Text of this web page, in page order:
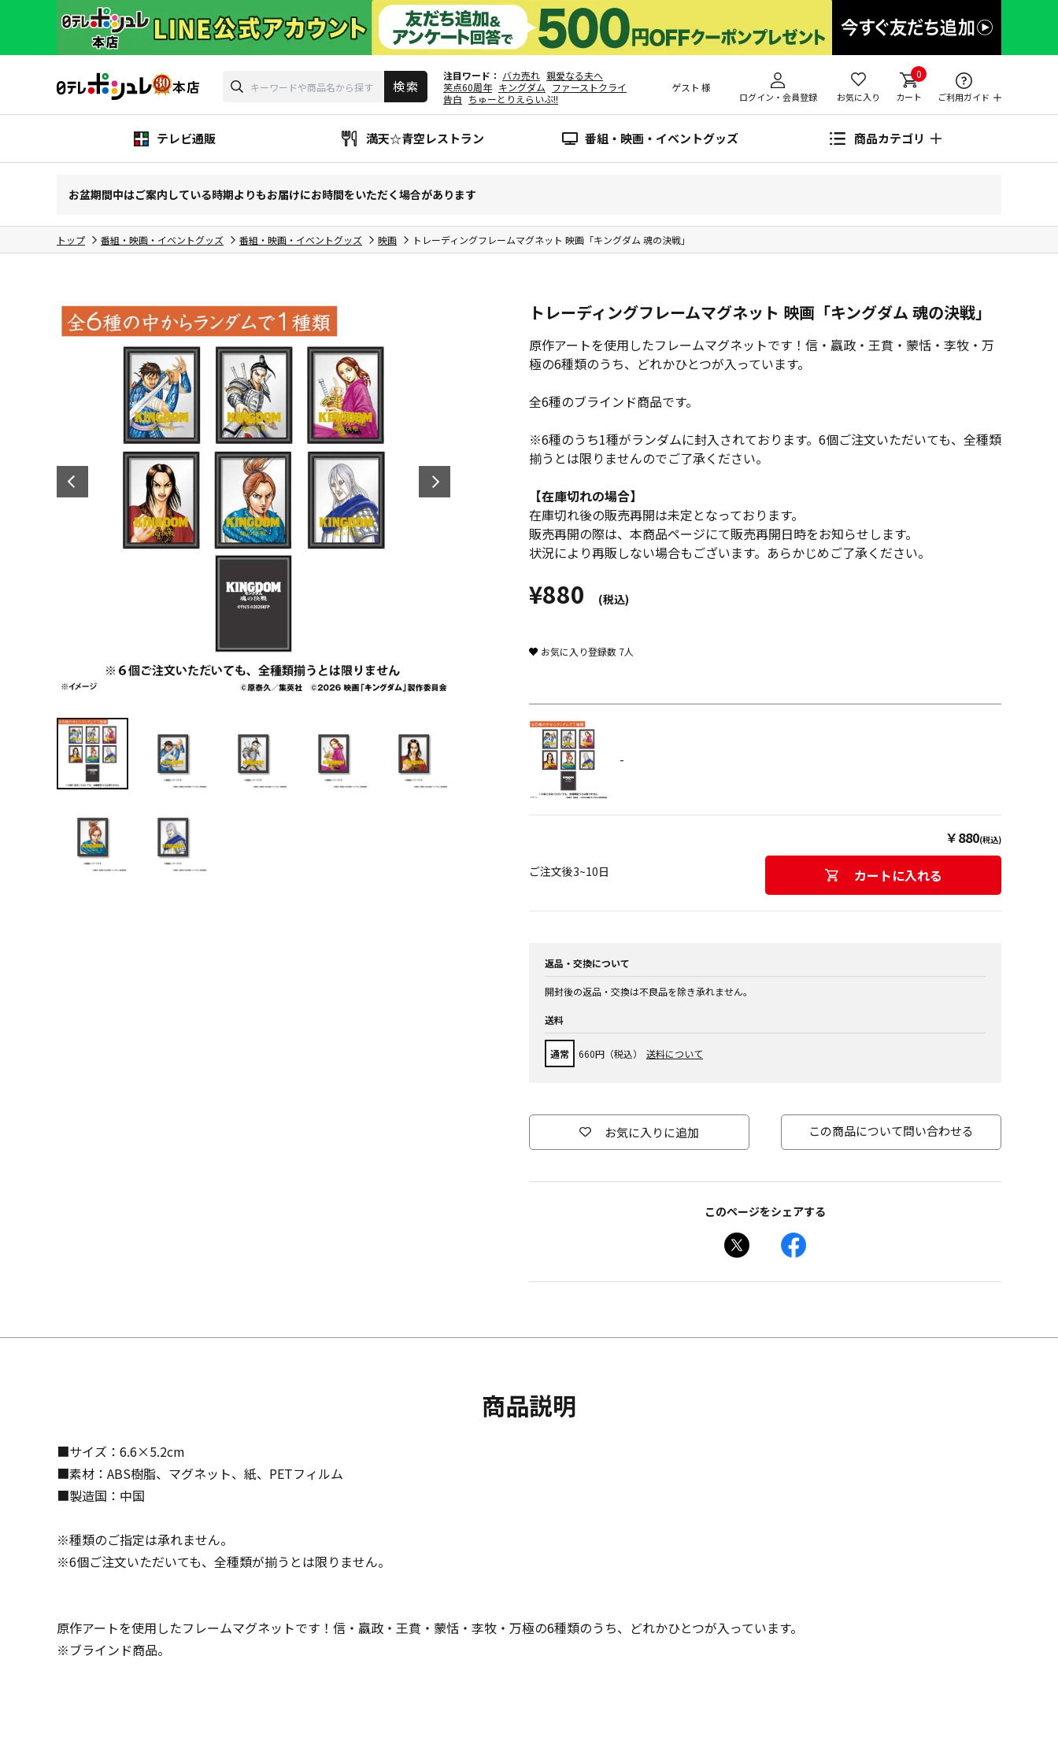
注目ワード バカ売れ 親愛なる夫へ
笑点60周年 キングダム ファーストクライ
告白 ちゅーとりえらいぶ!!
ゲスト 様
ログイン・会員登録 お気に入り
0
カート ご利用ガイド
テレビ通販 満天☆青空レストラン 番組・映画・イベントグッズ 商品カテゴリ
お盆期間中はご案内している時期よりもお届けにお時間をいただく場合があります
トップ 番組・映画・イベントグッズ 番組・映画・イベントグッズ 映画 トレーディングフレームマグネット 映画「キングダム 魂の決戦」
トレーディングフレームマグネット 映画「キングダム 魂の決戦」
原作アートを使用したフレームマグネットです！信・嬴政・王賁・蒙恬・李牧・万
極の6種類のうち、どれかひとつが入っています。
全6種のブラインド商品です。
※6種のうち1種がランダムに封入されております。6個ご注文いただいても、全種類
揃うとは限りませんのでご了承ください。
【在庫切れの場合】
在庫切れ後の販売再開は未定となっております。
販売再開の際は、本商品ページにて販売再開日時をお知らせします。
状況により再販しない場合もございます。あらかじめご了承ください。
¥880 (税込)
お気に入り登録数 7人
-
￥880(税込)
ご注文後3~10日 カートに入れる
返品・交換について
開封後の返品・交換は不良品を除き承れません。
送料
通常 660円（税込） 送料について
お気に入りに追加 この商品について問い合わせる
このページをシェアする
商品説明
■サイズ：6.6×5.2cm
■素材：ABS樹脂、マグネット、紙、PETフィルム
■製造国：中国
※種類のご指定は承れません。
※6個ご注文いただいても、全種類が揃うとは限りません。
原作アートを使用したフレームマグネットです！信・嬴政・王賁・蒙恬・李牧・万極の6種類のうち、どれかひとつが入っています。
※ブラインド商品。